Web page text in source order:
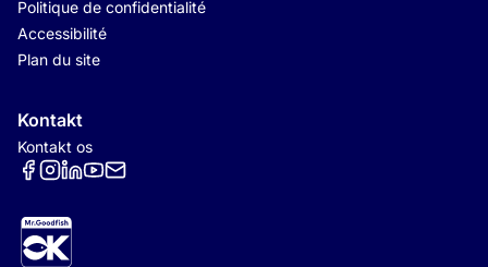
Politique de confidentialité
Accessibilité
Plan du site
Kontakt
Kontakt os
Réseaux sociaux